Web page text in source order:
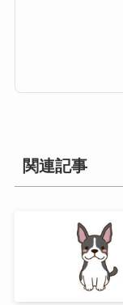
関連記事